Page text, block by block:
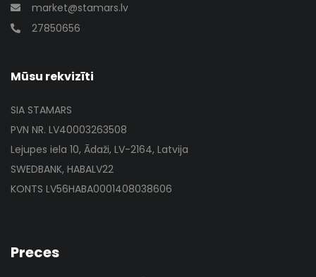
market@stamars.lv
27850656
Mūsu rekvizīti
SIA STAMARS
PVN NR. LV40003263508
Lejupes iela 10, Ādaži, LV-2164, Latvija
SWEDBANK, HABALV22
KONTS LV56HABA0001408038606
Preces